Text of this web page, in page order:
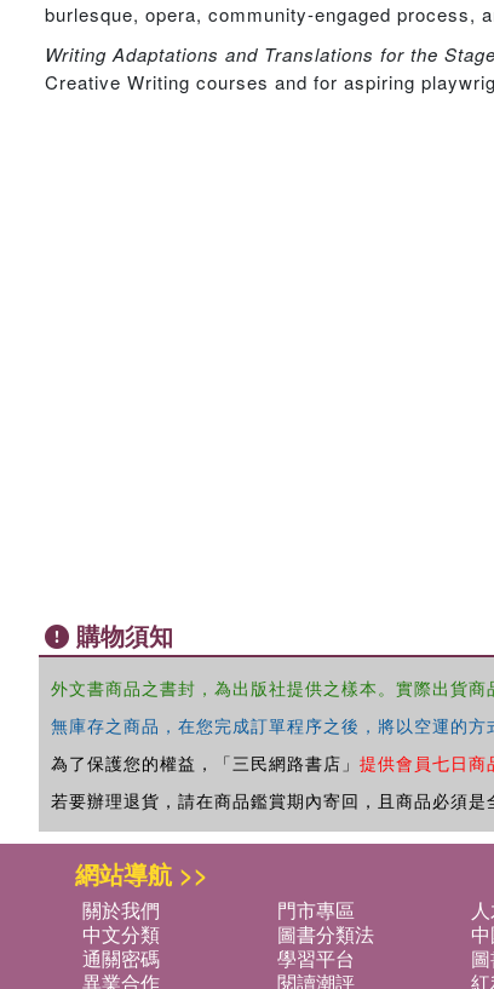
burlesque, opera, community-engaged process,
Writing Adaptations and Translations for the Stage
Creative Writing courses and for aspiring
購物須知
外文書商品之書封，為出版社提供之樣本。實際出貨
無庫存之商品，在您完成訂單程序之後，將以空運的
為了保護您的權益，「三民網路書店」 提供會員七日商
若要辦理退貨，請在商品鑑賞期內寄回，且商品必須
網站導航 >>
關於我們 門市專區
中文分類
圖書分類法
通關密碼
學習平台
異業合作
閱讀潮評